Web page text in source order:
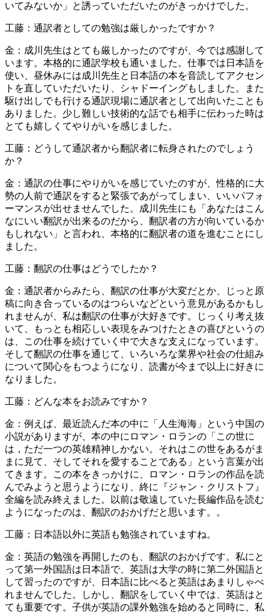
いてみないか」と誘っていただいたのがきっかけでした。
工藤：通訳者としての勉強は厳しかったですか？
金：成川先生はとても厳しかったのですが、今では感謝して
います。本格的に通訳学校も通いました。仕事では日本語を
使い、昼休みには成川先生と日本語の本を音読してアクセン
トを直していただいたり、シャドーイングもしました。また
駆け出しでも行ける通訳現場に通訳者として出向いたことも
ありました。少し難しい技術的な話でも相手に伝わった時は
とても嬉しくてやりがいを感じました。
工藤：どうして通訳者から翻訳者に転身されたのでしょう
か？
金：通訳の仕事にやりがいを感じていたのすが、性格的に大
勢の人前で通訳をすると緊張であがってしまい、いいパフォ
ーマンスが出せませんでした。成川先生にも「あなたはこん
なにいい翻訳が出来るのだから、翻訳者の方が向いているか
もしれない」と言われ、本格的に翻訳者の道を進むことにし
ました。
工藤：翻訳の仕事はどうでしたか？
金：通訳者からみたら、翻訳の仕事が大変だとか、じっと原
稿に向き合っているのはつらいなどという意見があるかもし
れませんが、私は翻訳の仕事が大好きです。じっくり考え抜
いて、もっとも相応しい表現をみつけたときの喜びというの
は、この仕事を続けていく中で大きな支えになっています。
そして翻訳の仕事を通じて、いろいろな業界や社会の仕組み
について関心をもつようになり、読書が今まで以上に好きに
なりました。
工藤：どんな本をお読みですか？
金：例えば、最近読んだ本の中に「人生海海」という中国の
小説がありますが、本の中にロマン・ロランの「この世に
は，ただ一つの英雄精神しかない。それはこの世をあるがま
まに見て、そしてそれを愛することである」という言葉が出
てきます。この本をきっかけに、ロマン・ロランの作品を読
んでみようと思うようになり、終に『ジャン・クリストフ』
全編を読み終えました。以前は敬遠していた長編作品を読む
ようになったのは、翻訳のおかげだと思います。。
工藤：日本語以外に英語も勉強されていますね。
金：英語の勉強を再開したのも、翻訳のおかげです。私にと
って第一外国語は日本語で、英語は大学の時に第二外国語と
して習ったのですが、日本語に比べると英語はあまりしゃべ
れませんでした。しかし、翻訳をしていく中では、英語はと
ても重要です。子供が英語の課外勉強を始めると同時に、私